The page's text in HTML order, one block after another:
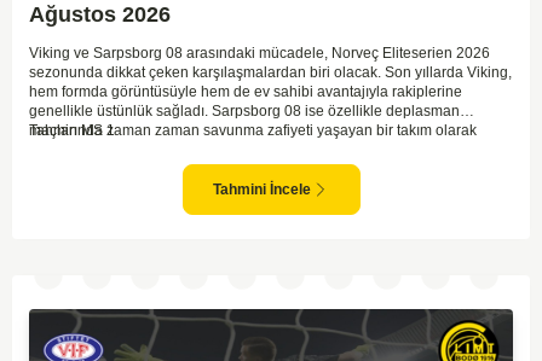
Ağustos 2026
Viking ve Sarpsborg 08 arasındaki mücadele, Norveç Eliteserien 2026
sezonunda dikkat çeken karşılaşmalardan biri olacak. Son yıllarda Viking,
hem formda görüntüsüyle hem de ev sahibi avantajıyla rakiplerine
genellikle üstünlük sağladı. Sarpsborg 08 ise özellikle deplasman
maçlarında zaman zaman savunma zafiyeti yaşayan bir takım olarak
yapıyor. Sarpsborg'un ise sürpriz yapabilme potansiyeli olsa da,
genellikle güçlü rakipler karşısında tutunmakta zorlandıkları biliniyor. Bu
doğrultuda, Viking'in galibiyete yakın olabileceği bir maç beklenebilir.
Tahmin MS 1
Tahmini İncele